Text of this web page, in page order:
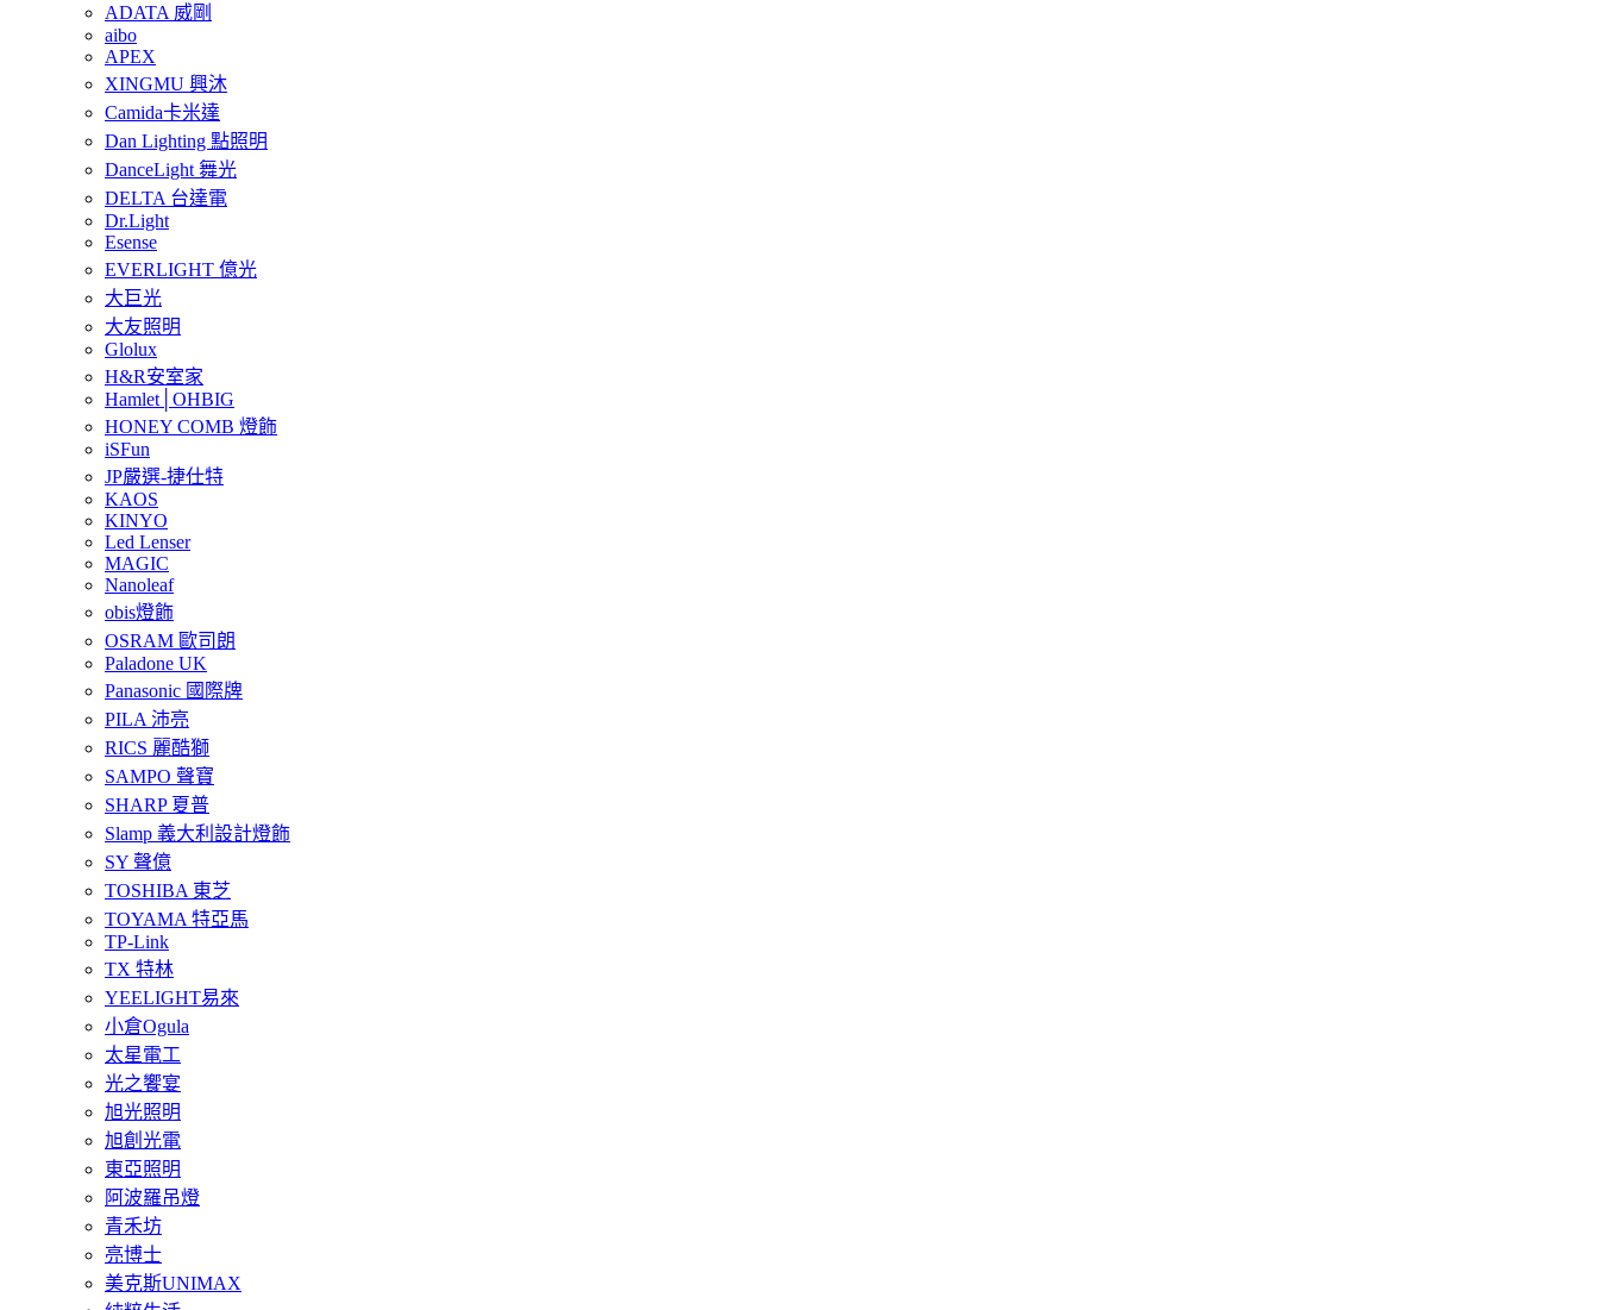
ADATA 威剛
aibo
APEX
XINGMU 興沐
Camida卡米達
Dan Lighting 點照明
DanceLight 舞光
DELTA 台達電
Dr.Light
Esense
EVERLIGHT 億光
大巨光
大友照明
Glolux
H&R安室家
Hamlet│OHBIG
HONEY COMB 燈飾
iSFun
JP嚴選-捷仕特
KAOS
KINYO
Led Lenser
MAGIC
Nanoleaf
obis燈飾
OSRAM 歐司朗
Paladone UK
Panasonic 國際牌
PILA 沛亮
RICS 麗酷獅
SAMPO 聲寶
SHARP 夏普
Slamp 義大利設計燈飾
SY 聲億
TOSHIBA 東芝
TOYAMA 特亞馬
TP-Link
TX 特林
YEELIGHT易來
小倉Ogula
太星電工
光之饗宴
旭光照明
旭創光電
東亞照明
阿波羅吊燈
青禾坊
亮博士
美克斯UNIMAX